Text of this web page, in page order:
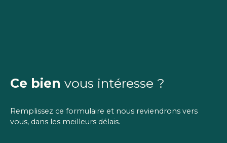
Ce bien vous intéresse ?
Remplissez ce formulaire et nous reviendrons vers
vous, dans les meilleurs délais.